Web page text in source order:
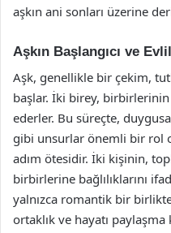
aşkın ani sonları üzerine
Aşkın Başlangıcı ve
Aşk, genellikle bir çekim,
başlar. İki birey,
ederler. Bu süreçte,
gibi unsurlar önemli bir rol
adım ötesidir. İki kişinin,
birbirlerine bağlılıklarını
yalnızca romantik bir
ortaklık ve hayatı paylaşma